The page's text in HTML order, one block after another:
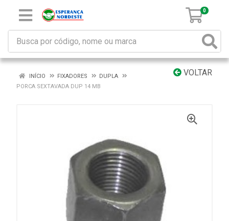
0
VOLTAR
INÍCIO FIXADORES
DUPLA
PORCA SEXTAVADA DUP 14 MB